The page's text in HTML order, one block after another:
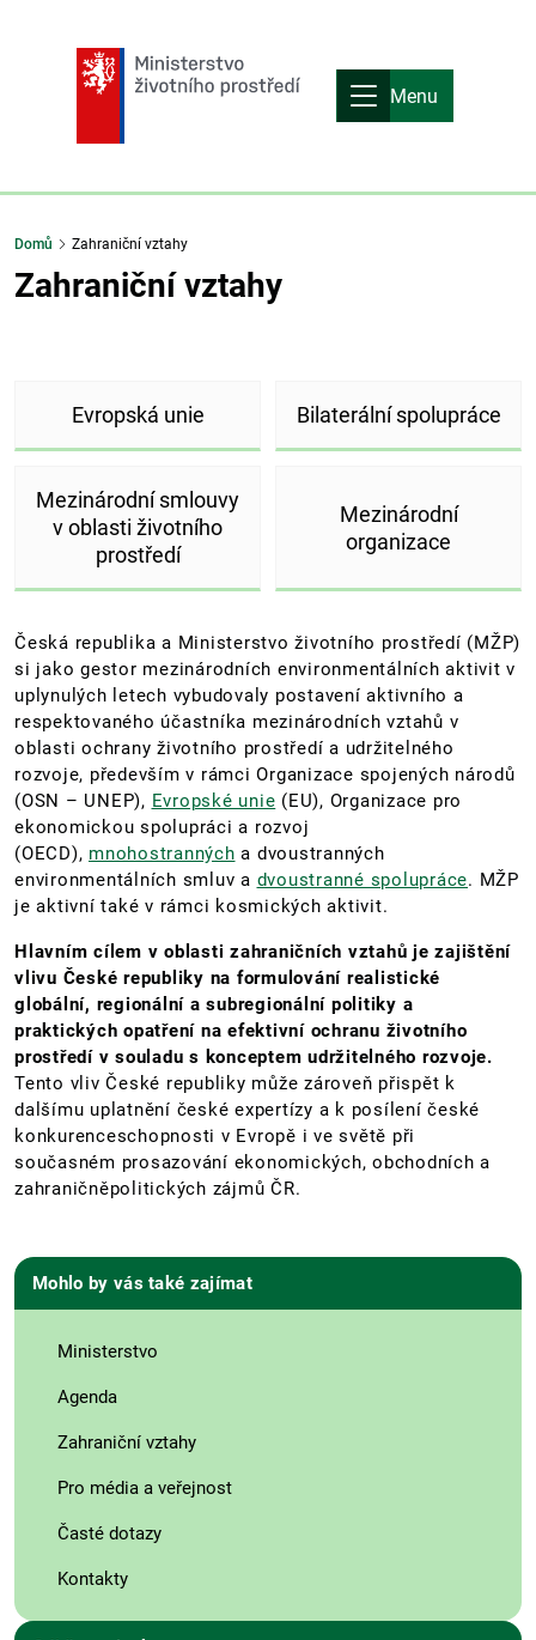
Menu
Domů Zahraniční vztahy
Zahraniční vztahy
Evropská unie Bilaterální spolupráce
Mezinárodní smlouvy
v oblasti životního
prostředí
Mezinárodní
organizace
Česká republika a Ministerstvo životního prostředí (MŽP)
si jako gestor mezinárodních environmentálních aktivit v
uplynulých letech vybudovaly postavení aktivního a
respektovaného účastníka mezinárodních vztahů v
oblasti ochrany životního prostředí a udržitelného
rozvoje, především v rámci Organizace spojených národů
(OSN – UNEP), Evropské unie (EU), Organizace pro
ekonomickou spolupráci a rozvoj
(OECD), mnohostranných a dvoustranných
environmentálních smluv a dvoustranné spolupráce. MŽP
je aktivní také v rámci kosmických aktivit.
Hlavním cílem v oblasti zahraničních vztahů je zajištění
vlivu České republiky na formulování realistické
globální, regionální a subregionální politiky a
praktických opatření na efektivní ochranu životního
prostředí v souladu s konceptem udržitelného rozvoje.
Tento vliv České republiky může zároveň přispět k
dalšímu uplatnění české expertízy a k posílení české
konkurenceschopnosti v Evropě i ve světě při
současném prosazování ekonomických, obchodních a
zahraničněpolitických zájmů ČR.
Mohlo by vás také zajímat
Ministerstvo
Agenda
Zahraniční vztahy
Pro média a veřejnost
Časté dotazy
Kontakty